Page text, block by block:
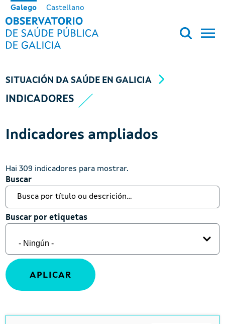
Ir o contido principal
Galego Castellano
OBSERVATORIO DE SALUD
SITUACIÓN DA SAÚDE EN GALICIA
INDICADORES
Indicadores ampliados
Hai 309 indicadores para mostrar.
Buscar
Buscar
Buscar por etiquetas
Buscar por etiquetas